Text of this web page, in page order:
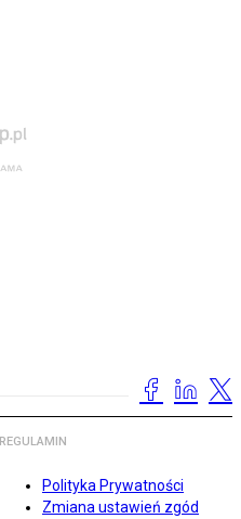
REGULAMIN
Polityka Prywatności
Zmiana ustawień zgód